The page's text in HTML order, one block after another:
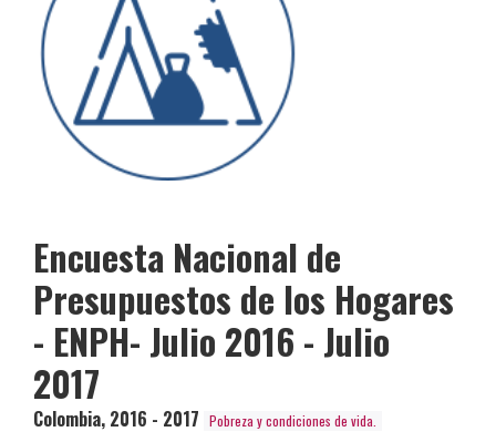
Encuesta Nacional de
Presupuestos de los Hogares
- ENPH- Julio 2016 - Julio
2017
Colombia, 2016 - 2017 Pobreza y condiciones de vida.